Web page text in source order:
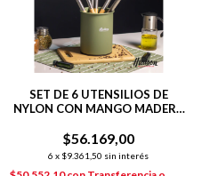
SET DE 6 UTENSILIOS DE
NYLON CON MANGO MADERA
$56.169,00
6 x $9.361,50 sin interés